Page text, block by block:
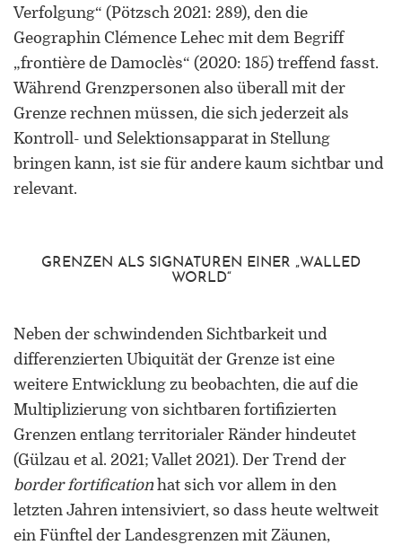
Verfolgung“ (Pötzsch 2021: 289), den die
Geographin Clémence Lehec mit dem Begriff
„frontière de Damoclès“ (2020: 185) treffend fasst.
Während Grenzpersonen also überall mit der
Grenze rechnen müssen, die sich jederzeit als
Kontroll- und Selektionsapparat in Stellung
bringen kann, ist sie für andere kaum sichtbar und
relevant.
GRENZEN ALS SIGNATUREN EINER „WALLED
WORLD“
Neben der schwindenden Sichtbarkeit und
differenzierten Ubiquität der Grenze ist eine
weitere Entwicklung zu beobachten, die auf die
Multiplizierung von sichtbaren fortifizierten
Grenzen entlang territorialer Ränder hindeutet
(Gülzau et al. 2021; Vallet 2021). Der Trend der
border fortification hat sich vor allem in den
letzten Jahren intensiviert, so dass heute weltweit
ein Fünftel der Landesgrenzen mit Zäunen,